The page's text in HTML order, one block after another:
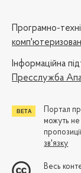
Програмно-
Iнформаційна
Пресслужба
Портал
можуть
зв'язку
Весь